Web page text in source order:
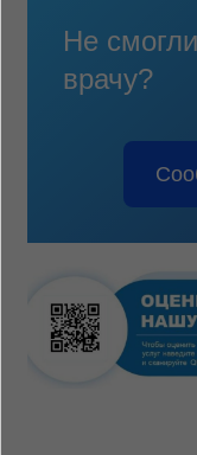
Не
врачу?